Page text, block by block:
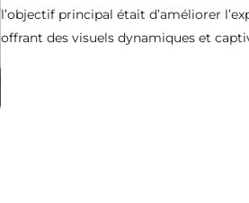
l’objectif principal était d’améliorer
offrant des visuels dynamiques et